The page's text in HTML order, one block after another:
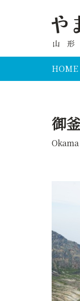
HOME
御